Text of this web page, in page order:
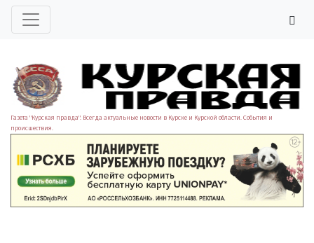
Газета "Курская правда". Всегда актуальные новости в Курске и Курской области. События и
происшествия.